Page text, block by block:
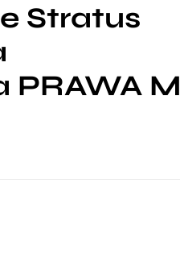
Stratus
PRAWA M